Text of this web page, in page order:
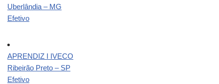
Uberlândia – MG
Efetivo
APRENDIZ I IVECO
Ribeirão Preto – SP
Efetivo